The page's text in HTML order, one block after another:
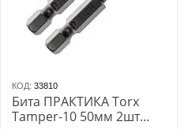
КОД: 33810
Бита ПРАКТИКА Torx
Tamper-10 50мм 2шт